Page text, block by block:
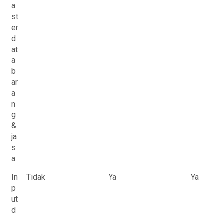
a
st
er
d
at
a
b
ar
a
n
g
&
ja
s
a
In
p
ut
d
Tidak Ya Ya